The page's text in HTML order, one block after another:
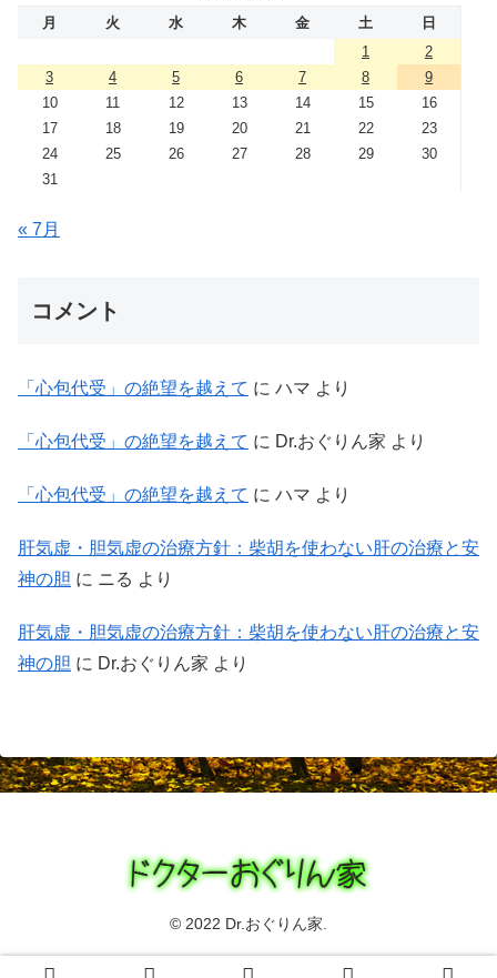
月 火 水 木 金 土
日
1
2
3
4 5 6 7 8
9
10
11 12 13 14 15
16
17
18 19 20 21 22
23
24
25 26 27 28 29
30
31
« 7月
コメント
「心包代受」の絶望を越えて に ハマ より
「心包代受」の絶望を越えて に Dr.おぐりん家 より
「心包代受」の絶望を越えて に ハマ より
肝気虚・胆気虚の治療方針：柴胡を使わない肝の治療と安
神の胆 に ニる より
肝気虚・胆気虚の治療方針：柴胡を使わない肝の治療と安
神の胆 に Dr.おぐりん家 より
© 2022 Dr.おぐりん家.